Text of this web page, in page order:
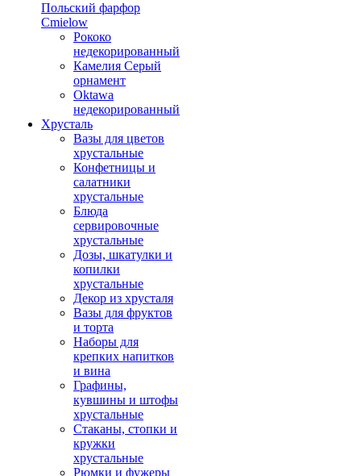
Польский фарфор
Сmielow
Рококо
недекорированный
Камелия Серый
орнамент
Oktawa
недекорированный
Хрусталь
Вазы для цветов
хрустальные
Конфетницы и
салатники
хрустальные
Блюда
сервировочные
хрустальные
Дозы, шкатулки и
копилки
хрустальные
Декор из хрусталя
Вазы для фруктов
и торта
Наборы для
крепких напитков
и вина
Графины,
кувшины и штофы
хрустальные
Стаканы, стопки и
кружки
хрустальные
Рюмки и фужеры